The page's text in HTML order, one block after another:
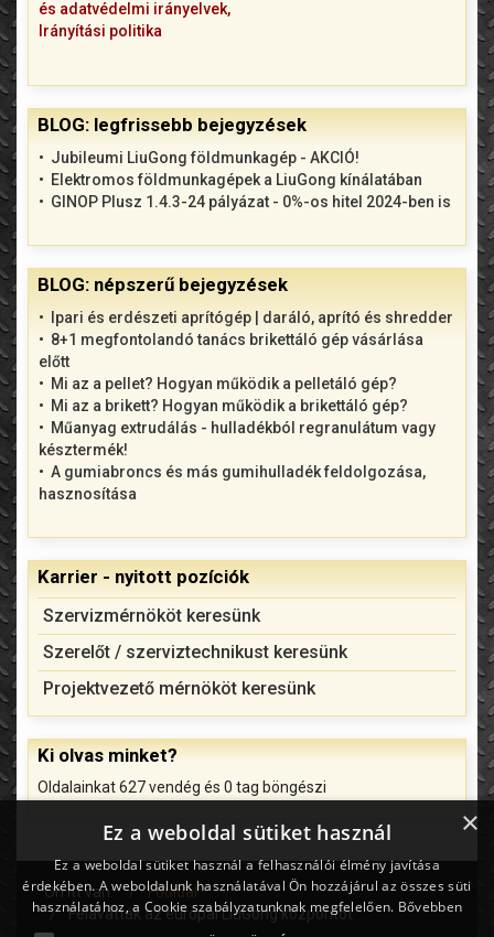
és adatvédelmi irányelvek,
Irányítási politika
BLOG: legfrissebb bejegyzések
Jubileumi LiuGong földmunkagép - AKCIÓ!
Elektromos földmunkagépek a LiuGong kínálatában
GINOP Plusz 1.4.3-24 pályázat - 0%-os hitel 2024-ben is
BLOG: népszerű bejegyzések
Ipari és erdészeti aprítógép | daráló, aprító és shredder
8+1 megfontolandó tanács brikettáló gép vásárlása
előtt
Mi az a pellet? Hogyan működik a pelletáló gép?
Mi az a brikett? Hogyan működik a brikettáló gép?
Műanyag extrudálás - hulladékból regranulátum vagy
késztermék!
A gumiabroncs és más gumihulladék feldolgozása,
hasznosítása
Karrier - nyitott pozíciók
Szervizmérnököt keresünk
Szerelőt / szerviztechnikust keresünk
Projektvezető mérnököt keresünk
Ki olvas minket?
Oldalainkat 627 vendég és 0 tag böngészi
Ön itt van:
Főoldal
Felavatták az európai LiuGong központot
×
Ez a weboldal sütiket használ
Ez a weboldal sütiket használ a felhasználói élmény javítása
érdekében. A weboldalunk használatával Ön hozzájárul az összes süti
használatához, a Cookie szabályzatunknak megfelelően. Bővebben